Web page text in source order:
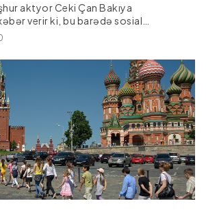
aktyor Ceki Çan Bakıya
verir ki, bu barədə sosial
yayılıb.O, Bakıya film çəkilişi üçün